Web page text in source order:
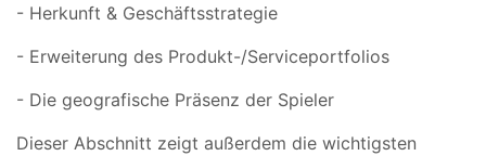
- Herkunft & Geschäftsstrategie
- Erweiterung des Produkt-/Serviceportfolios
- Die geografische Präsenz der Spieler
Dieser Abschnitt zeigt außerdem die wichtigsten